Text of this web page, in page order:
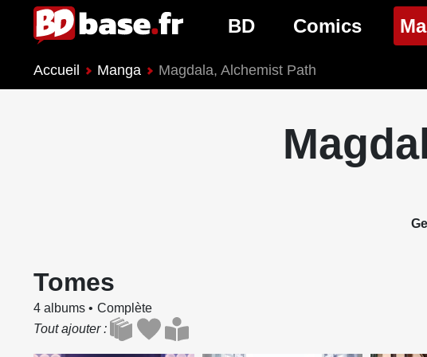
BD
Nouveautés BD
Genres BD
Comics
Nouveautés Comics
Genres Comics
Accueil Manga Magdala, Alchemist Path
Tomes
4 albums
Complète
Tout ajouter